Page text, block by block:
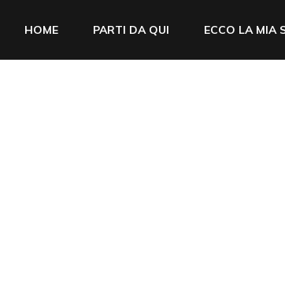
HOME PARTI DA QUI ECCO LA MIA